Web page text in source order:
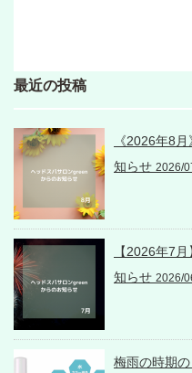
最近の投稿
《2026年8
知らせ 2026/
【2026年7
知らせ 2026/
梅雨の時期